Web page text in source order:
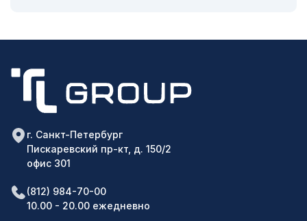
г. Санкт-Петербург
Пискаревский пр-кт, д. 150/2
офис 301
(812) 984-70-00
10.00 - 20.00 ежедневно